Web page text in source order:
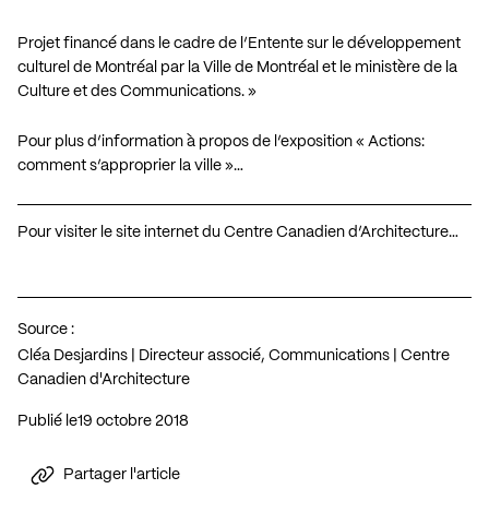
Projet financé dans le cadre de l’Entente sur le développement
culturel de Montréal par la Ville de Montréal et le ministère de la
Culture et des Communications. »
Pour plus d’information à propos de l’exposition « Actions:
comment s’approprier la ville »…
Pour visiter le site internet du Centre Canadien d’Architecture…
Source :
Cléa Desjardins | Directeur associé, Communications | Centre
Canadien d'Architecture
Publié le 19 octobre 2018
Partager l'article